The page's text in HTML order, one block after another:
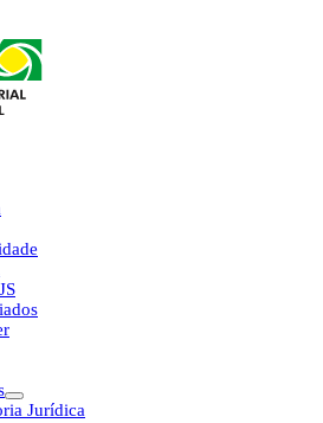
Jurídica